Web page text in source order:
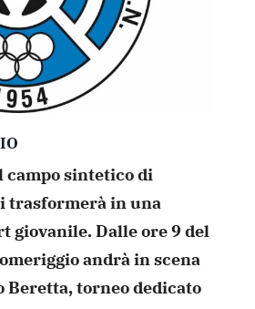
campo sintetico di
trasformerà in una
giovanile. Dalle ore 9 del
andrà in scena
Beretta, torneo dedicato